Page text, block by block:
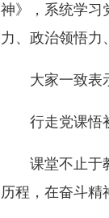
神》，系统学习
力、政治领悟力
大家一致表示
行走党课悟初
课堂不止于教
历程，在奋斗精